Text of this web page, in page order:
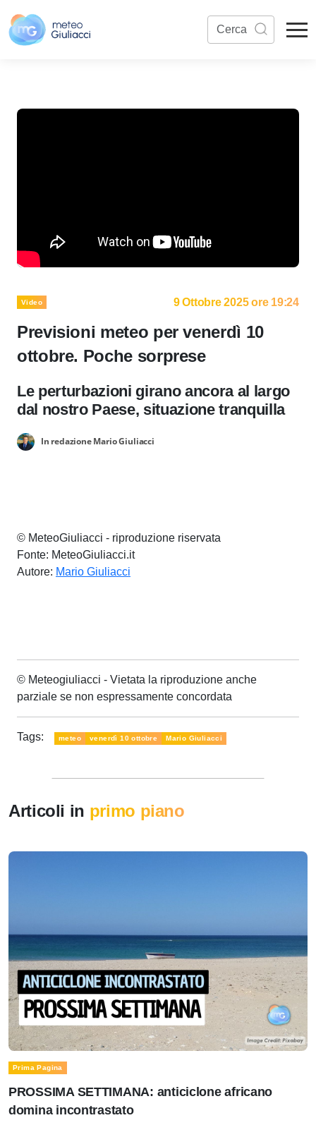
Video 9 Ottobre 2025 ore 19:24
Previsioni meteo per venerdì 10
ottobre. Poche sorprese
Le perturbazioni girano ancora al largo
dal nostro Paese, situazione tranquilla
In redazione Mario Giuliacci
© MeteoGiuliacci - riproduzione riservata
Fonte: MeteoGiuliacci.it
Autore: Mario Giuliacci
© Meteogiuliacci - Vietata la riproduzione anche
parziale se non espressamente concordata
Tags: meteo venerdì 10 ottobre Mario Giuliacci
Articoli in primo piano
Prima Pagina
PROSSIMA SETTIMANA: anticiclone africano
domina incontrastato